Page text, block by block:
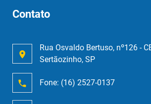
Contato
Rua Osvaldo Bertuso, nº126 -
Sertãozinho, SP
Fone: (16) 2527-0137